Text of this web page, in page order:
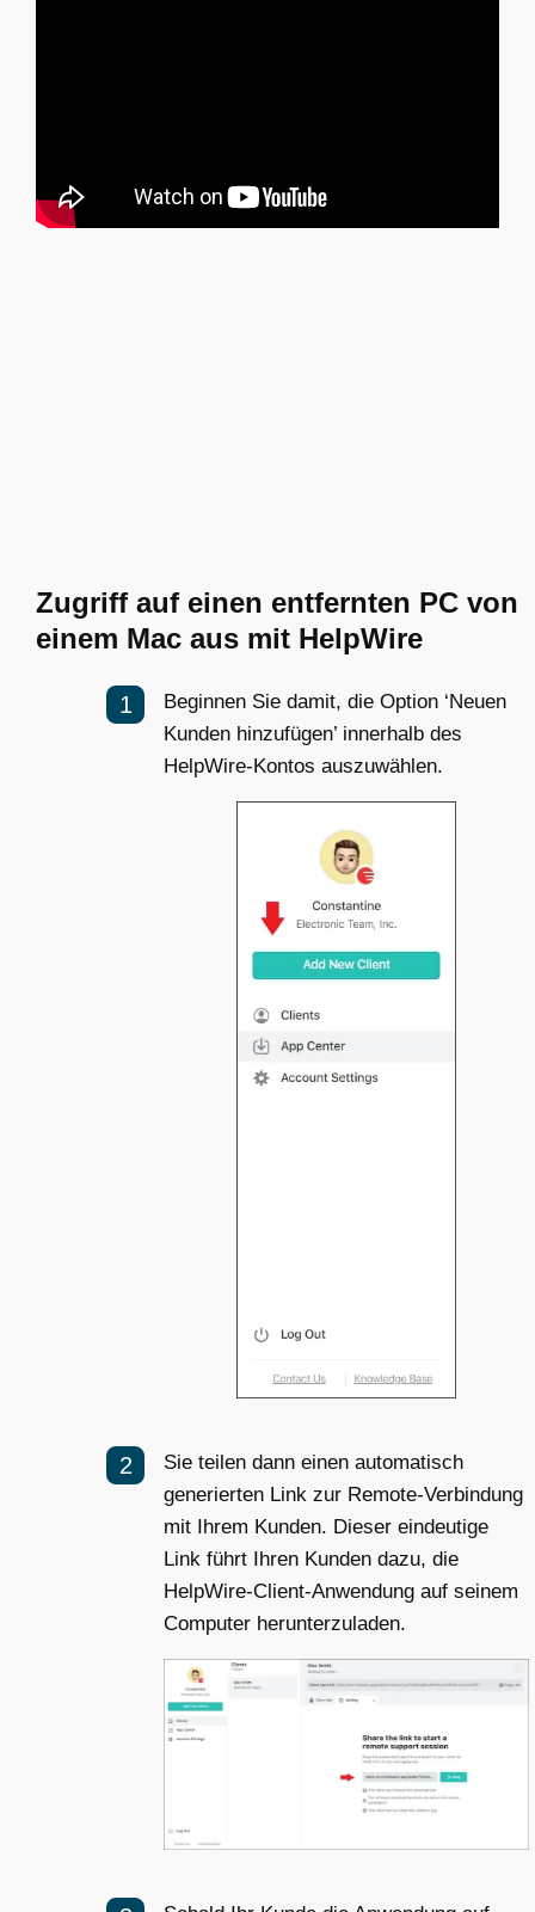
Zugriff auf einen entfernten PC von
einem Mac aus mit HelpWire
Beginnen Sie damit, die Option ‘Neuen
Kunden hinzufügen’ innerhalb des
HelpWire-Kontos auszuwählen.
Sie teilen dann einen automatisch
generierten Link zur Remote-Verbindung
mit Ihrem Kunden. Dieser eindeutige
Link führt Ihren Kunden dazu, die
HelpWire-Client-Anwendung auf seinem
Computer herunterzuladen.